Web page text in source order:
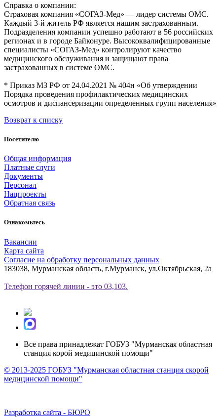
Справка о компании:
Страховая компания «СОГАЗ-Мед» — лидер системы ОМС.
Каждый 3-й житель РФ является нашим застрахованным.
Подразделения компании успешно работают в 56 российских
регионах и в городе Байконуре. Высококвалифицированные
специалисты «СОГАЗ-Мед» контролируют качество
медицинского обслуживания и защищают права
застрахованных в системе ОМС.
* Приказ МЗ РФ от 24.04.2021 № 404н «Об утверждении
Порядка проведения профилактических медицинских
осмотров и диспансеризации определенных групп населения»
Возврат к списку
Посетителю
Общая информация
Платные слуги
Документы
Персонал
Нацпроекты
Обратная связь
Ознакомьтесь
Вакансии
Карта сайта
Согласие на обработку персональных данных
183038, Мурманская область, г.Мурманск, ул.Октябрьская, 2а
Телефон горячей линии - это 03,103.
Все права принадлежат ГОБУЗ "Мурманская областная
станция корой медицинской помощи"
© 2013-2025 ГОБУЗ "Мурманская областная станция скорой
медицинской помощи"
Разработка сайта - БЮРО